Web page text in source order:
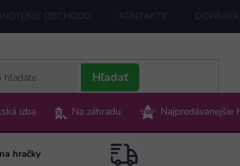
OBCHODU KONTAKTY
Hľadať
izba Na záhradu Najpredávanejšie
hračky